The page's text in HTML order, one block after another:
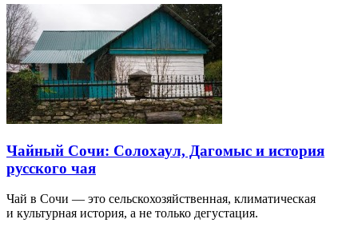
Чайный Сочи: Солохаул, Дагомыс и история
русского чая
Чай в Сочи — это сельскохозяйственная, климатическая
и культурная история, а не только дегустация.